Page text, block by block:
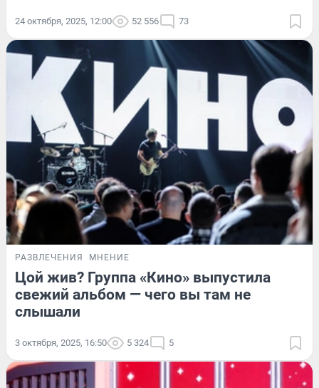
24 октября, 2025, 12:00 52 556 73
РАЗВЛЕЧЕНИЯ МНЕНИЕ
Цой жив? Группа «Кино» выпустила
свежий альбом — чего вы там не
слышали
3 октября, 2025, 16:50 5 324 5